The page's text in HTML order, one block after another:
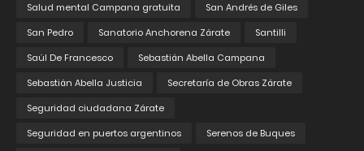
Salud mental Campana gratuita
San Andrés de Giles
San Pedro
Sanatorio Anchorena Zárate
Santilli
Saúl De Francesco
Sebastián Abella Campana
Sebastián Abella Justicia
Secretaría de Obras Zárate
Seguridad ciudadana Zárate
Seguridad en puertos argentinos
Serenos de Buques